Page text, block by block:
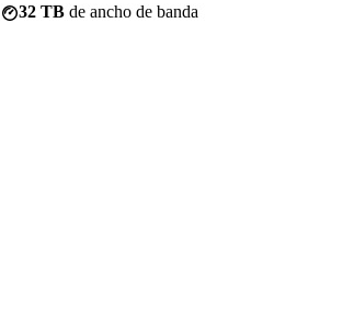
32 TB de ancho de banda